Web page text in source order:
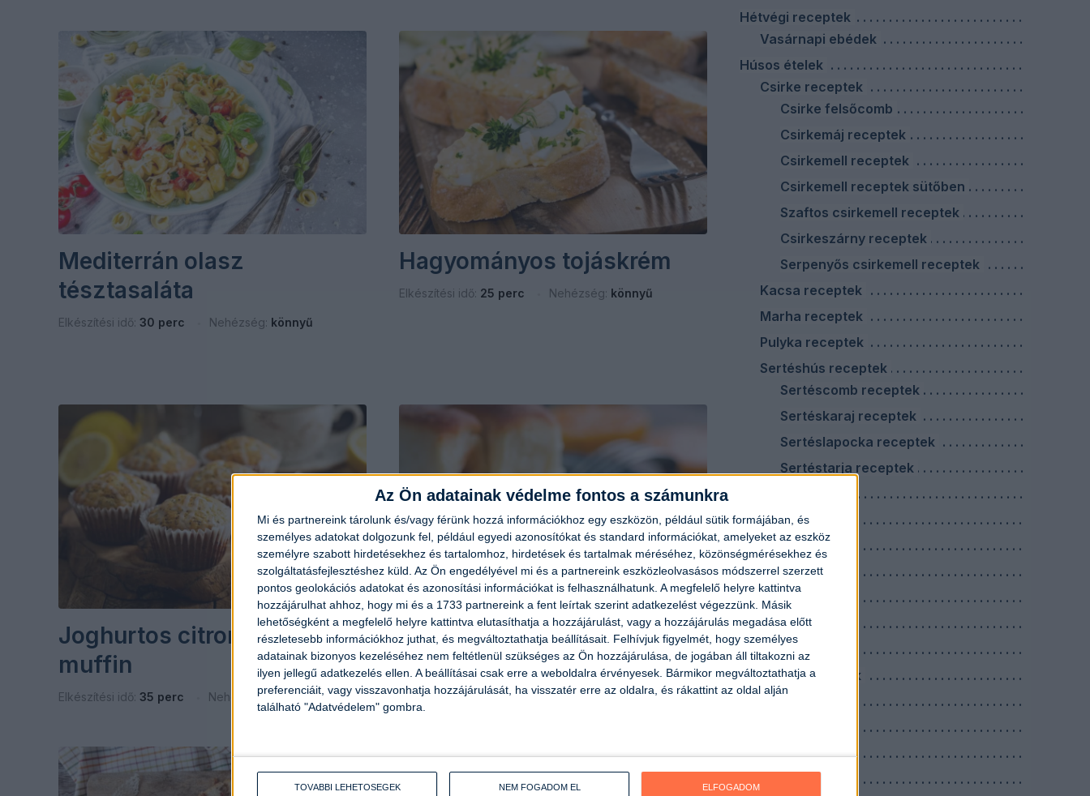
Az Ön adatainak védelme fontos a számunkra
Mi és partnereink tárolunk és/vagy férünk hozzá információkhoz egy eszközön, például sütik formájában, és
személyes adatokat dolgozunk fel, például egyedi azonosítókat és standard információkat, amelyeket az eszköz
személyre szabott hirdetésekhez és tartalomhoz, hirdetések és tartalmak méréséhez, közönségmérésekhez és
szolgáltatásfejlesztéshez küld. Az Ön engedélyével mi és a partnereink eszközleolvasásos módszerrel szerzett
pontos geolokációs adatokat és azonosítási információkat is felhasználhatunk. A megfelelő helyre kattintva
hozzájárulhat ahhoz, hogy mi és a 1733 partnereink a fent leírtak szerint adatkezelést végezzünk. Másik
lehetőségként a megfelelő helyre kattintva elutasíthatja a hozzájárulást, vagy a hozzájárulás megadása előtt
részletesebb információkhoz juthat, és megváltoztathatja beállításait. Felhívjuk figyelmét, hogy személyes
adatainak bizonyos kezeléséhez nem feltétlenül szükséges az Ön hozzájárulása, de jogában áll tiltakozni az
ilyen jellegű adatkezelés ellen. A beállításai csak erre a weboldalra érvényesek. Bármikor megváltoztathatja a
preferenciáit, vagy visszavonhatja hozzájárulását, ha visszatér erre az oldalra, és rákattint az oldal alján
található "Adatvédelem" gombra.
TOVÁBBI LEHETŐSÉGEK NEM FOGADOM EL ELFOGADOM
Mediterrán olasz
tésztasaláta
Elkészítési idő: 30 perc Nehézség: könnyű
Hagyományos tojáskrém
Elkészítési idő: 25 perc Nehézség: könnyű
Joghurtos citromos-mákos
muffin
Elkészítési idő: 35 perc Nehézség:könnyű
Az igazán pihe-puha
lekváros bukta
Elkészítési idő:1 óra 30 perc Nehézség:közepes
Hétvégi receptek
Vasárnapi ebédek
Húsos ételek
Csirke receptek
Csirke felsőcomb
Csirkemáj receptek
Csirkemell receptek
Csirkemell receptek sütőben
Szaftos csirkemell receptek
Csirkeszárny receptek
Serpenyős csirkemell receptek
Kacsa receptek
Marha receptek
Pulyka receptek
Sertéshús receptek
Sertéscomb receptek
Sertéskaraj receptek
Sertéslapocka receptek
Sertéstarja receptek
Köretek
Levesek
Nagyi receptek
Reggelik
Saláták
Savanyúságok
Szószok, mártások
Tejes ételek
Tojásos ételek